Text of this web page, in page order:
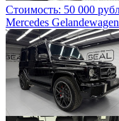
Стоимость: 50 000
Mercedes